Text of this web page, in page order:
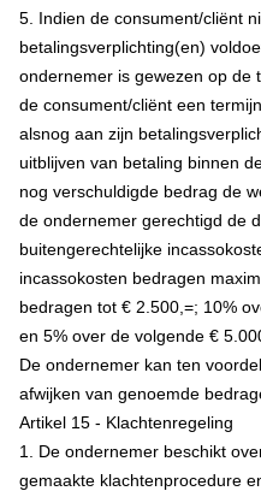
5. Indien de consument/cliënt
betalingsverplichting(en)
ondernemer is gewezen op de
de consument/cliënt een
alsnog aan zijn
uitblijven van betaling binnen
nog verschuldigde bedrag de
de ondernemer gerechtigd de
buitengerechtelijke
incassokosten bedragen
bedragen tot € 2.500,=; 10%
en 5% over de volgende €
De ondernemer kan ten
afwijken van genoemde
Artikel 15 - Klachtenregeling
1. De ondernemer beschikt
gemaakte klachtenprocedure